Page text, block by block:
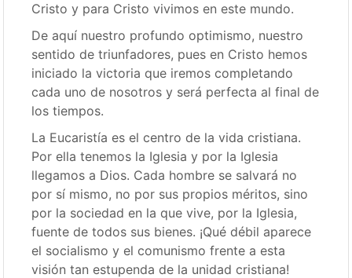
Cristo y para Cristo vivimos en este mundo.
De aquí nuestro profundo optimismo, nuestro
sentido de triunfadores, pues en Cristo hemos
iniciado la victoria que iremos completando
cada uno de nosotros y será perfecta al final de
los tiempos.
La Eucaristía es el centro de la vida cristiana.
Por ella tenemos la Iglesia y por la Iglesia
llegamos a Dios. Cada hombre se salvará no
por sí mismo, no por sus propios méritos, sino
por la sociedad en la que vive, por la Iglesia,
fuente de todos sus bienes. ¡Qué débil aparece
el socialismo y el comunismo frente a esta
visión tan estupenda de la unidad cristiana!